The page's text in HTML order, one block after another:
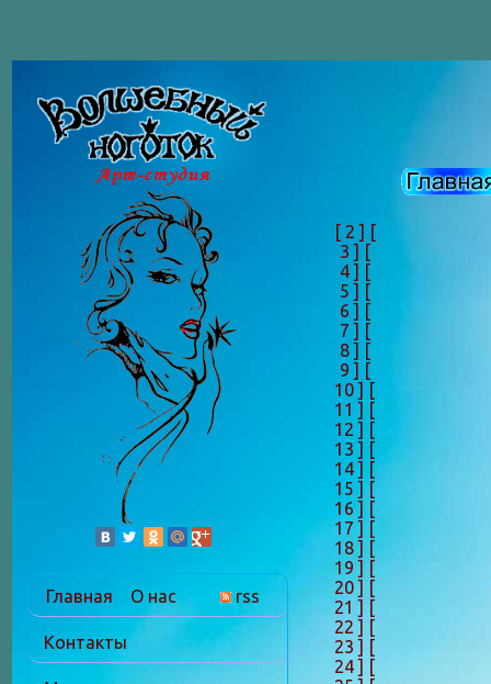
[ 2 ] [
3 ] [
4 ] [
5 ] [
6 ] [
7 ] [
8 ] [
9 ] [
10 ] [
11 ] [
12 ] [
13 ] [
14 ] [
15 ] [
16 ] [
17 ] [
18 ] [
19 ] [
20 ] [
21 ] [
22 ] [
23 ] [
24 ] [
Главная О нас rss
Контакты